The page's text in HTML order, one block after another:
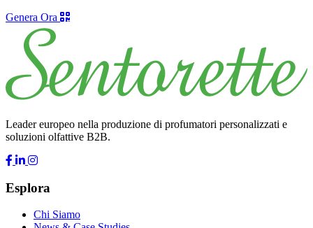
Genera Ora
Leader europeo nella produzione di profumatori personalizzati e
soluzioni olfattive B2B.
Esplora
Chi Siamo